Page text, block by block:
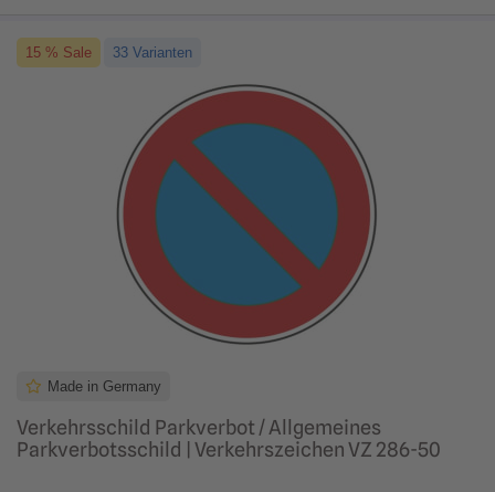
15 % Sale 33 Varianten
Made in Germany
Verkehrsschild Parkverbot / Allgemeines
Parkverbotsschild | Verkehrszeichen VZ 286-50